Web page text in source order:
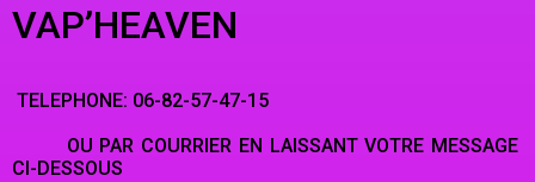
VAP’HEAVEN
TELEPHONE: 06-82-57-47-15
OU PAR COURRIER EN LAISSANT VOTRE MESSAGE
CI-DESSOUS